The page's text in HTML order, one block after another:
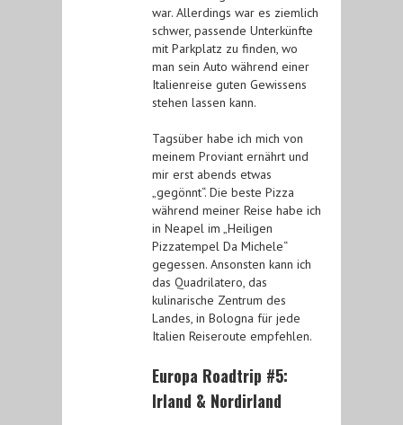
war. Allerdings war es ziemlich
schwer, passende Unterkünfte
mit Parkplatz zu finden, wo
man sein Auto während einer
Italienreise guten Gewissens
stehen lassen kann.
Tagsüber habe ich mich von
meinem Proviant ernährt und
mir erst abends etwas
„gegönnt“. Die beste Pizza
während meiner Reise habe ich
in Neapel im „Heiligen
Pizzatempel Da Michele“
gegessen. Ansonsten kann ich
das Quadrilatero, das
kulinarische Zentrum des
Landes, in Bologna für jede
Italien Reiseroute empfehlen.
Europa Roadtrip #5:
Irland & Nordirland